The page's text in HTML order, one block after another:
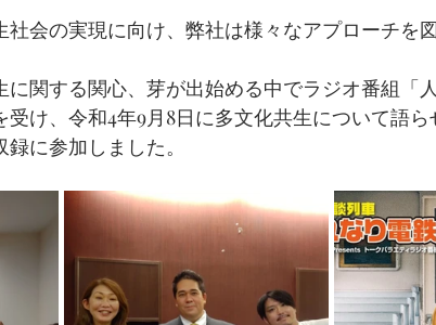
会の実現に向け、弊社は様々なアプローチを
に関する関心、芽が出始める中でラジオ番組「
け、令和4年9月8日に多文化共生について語
に参加しました。